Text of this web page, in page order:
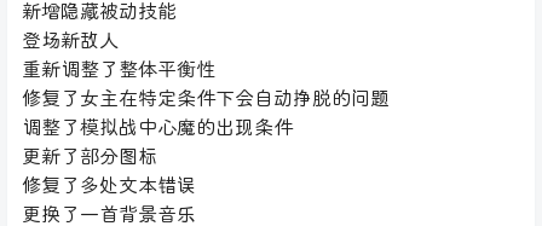
新增隐藏被动技能
登场新敌人
重新调整了整体平衡性
修复了女主在特定条件下会自动挣脱的问题
调整了模拟战中心魔的出现条件
更新了部分图标
修复了多处文本错误
更换了一首背景音乐